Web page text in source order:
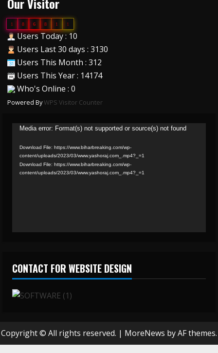
1 8 6 8 1 1
Users Today : 10
Users Last 30 days : 3130
Users This Month : 312
Users This Year : 14174
Who's Online : 0
Powered ByWPS Visitor Counter
Video
Media error: Format(s) not supported or source(s) not found
Download File: https://www.biharbreaking.com/wp-
content/uploads/2023/03/www.yashoraj.com_.mp4?_=1
Download File: https://www.biharbreaking.com/wp-
content/uploads/2023/03/www.yashoraj.com_.mp4?_=1
CONTACT FOR WEBSITE DESIGN
Copyright © All rights reserved. | MoreNews by AF themes.